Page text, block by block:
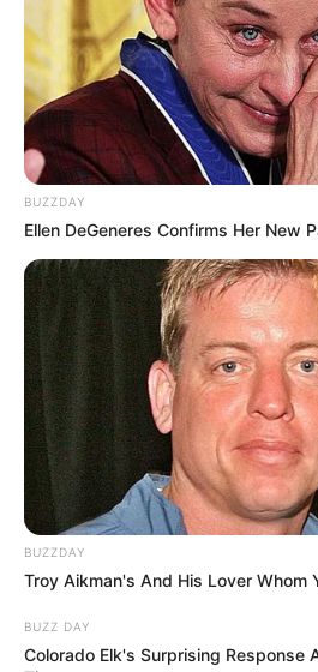
Bikin Ngakak, 10 Potret
Cosplay Murah Pakai
Seadanya
Anti Mainstream, 10 Cara
Membawa Barang
Versi Warga Thailand
BUZZDAY
Ellen DeGeneres Confirms Her New
BUZZDAY
Troy Aikman's And His Lover Whom
BUZZ DAY
Colorado Elk's Surprising Response